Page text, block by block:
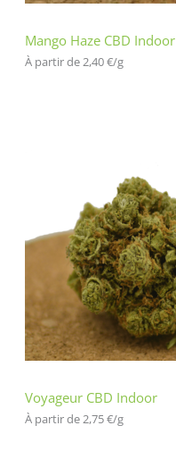
Mango Haze CBD Indoor
À partir de 2,40€/g
Voyageur CBD Indoor
À partir de 2,75€/g